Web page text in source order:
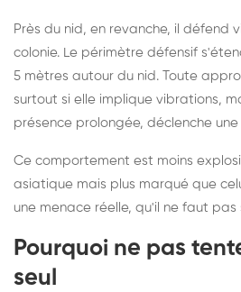
Près du nid, en revanche, il défend
colonie. Le périmètre défensif
5 mètres autour du nid. Toute
surtout si elle implique vibrations,
présence prolongée, déclenche
Ce comportement est moins
asiatique mais plus marqué que
une menace réelle, qu'il ne faut pas
Pourquoi ne pas
seul